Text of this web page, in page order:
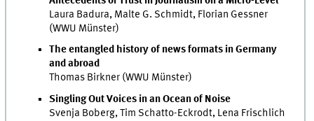
Laura Badura, Malte G. Schmidt, Florian Gessner
(WWU Münster)
The entangled history of news formats in Germany
and abroad
Thomas Birkner (WWU Münster)
Singling Out Voices in an Ocean of Noise
Svenja Boberg, Tim Schatto-Eckrodt, Lena Frischlich